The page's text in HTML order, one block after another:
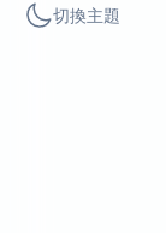
切換主題